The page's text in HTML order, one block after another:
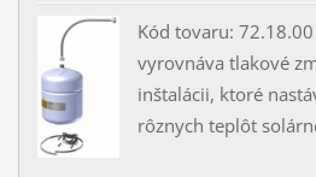
Kód tovaru:
vyrovnáva tlakové
inštalácii, ktoré
rôznych teplôt